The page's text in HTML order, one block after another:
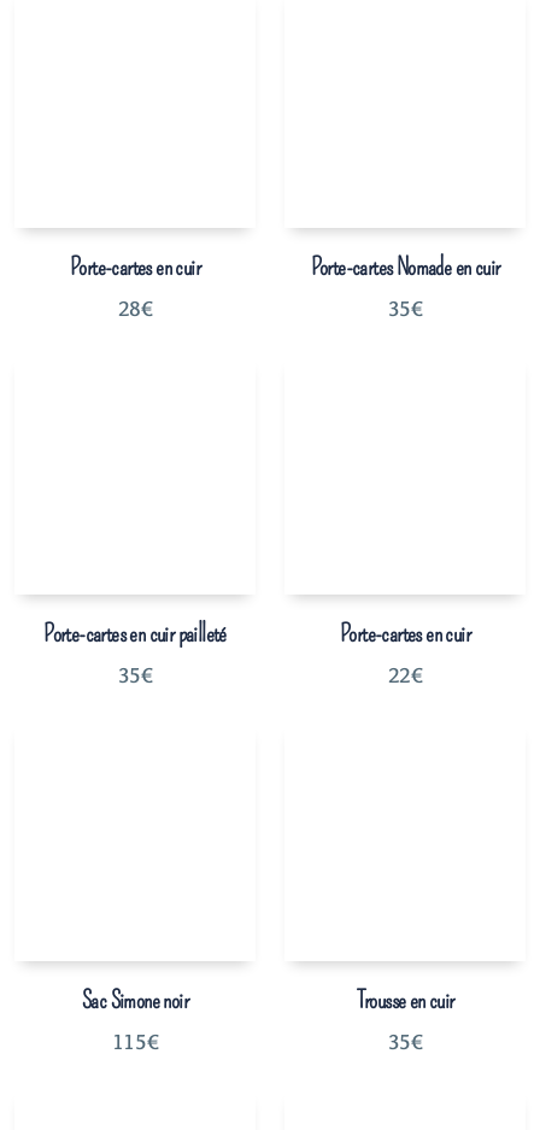
Porte-cartes en cuir
28€
Porte-cartes Nomade en cuir
35€
Porte-cartes en cuir pailleté
35€
Porte-cartes en cuir
22€
Sac Simone noir
115€
Trousse en cuir
35€